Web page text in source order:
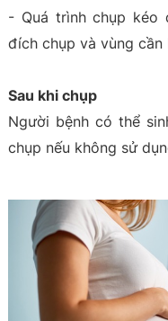
- Quá trình chụp
đích chụp và vùng cần
Sau khi chụp
Người bệnh có thể
chụp nếu không sử